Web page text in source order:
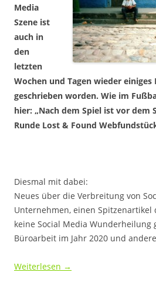
Media
Szene ist
auch in
den
letzten
Wochen und Tagen wieder einiges
geschrieben worden. Wie im
hier: „Nach dem Spiel ist vor dem
Runde Lost & Found
Diesmal mit dabei:
Neues über die Verbreitung von
Unternehmen, einen Spitzenartikel
keine Social Media
Büroarbeit im Jahr 2020 und
Weiterlesen →